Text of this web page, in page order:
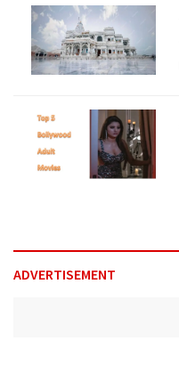
ADVERTISEMENT